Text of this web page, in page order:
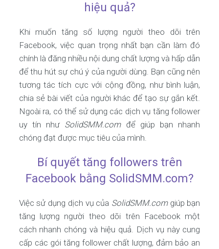
hiệu quả?
Khi muốn tăng số lượng người theo dõi trên
Facebook, việc quan trọng nhất bạn cần làm đó
chính là đăng nhiều nội dung chất lượng và hấp dẫn
để thu hút sự chú ý của người dùng. Bạn cũng nên
tương tác tích cực với cộng đồng, như bình luận,
chia sẻ bài viết của người khác để tạo sự gắn kết.
Ngoài ra, có thể sử dụng các dịch vụ tăng follower
uy tín như SolidSMM.comđể giúp bạn nhanh
chóng đạt được mục tiêu của mình.
Bí quyết tăng followers trên
Facebook bằng SolidSMM.com?
Việc sử dụng dịch vụ của SolidSMM.comgiúp bạn
tăng lượng người theo dõi trên Facebook một
cách nhanh chóng và hiệu quả. Dịch vụ này cung
cấp các gói tăng follower chất lượng, đảm bảo an